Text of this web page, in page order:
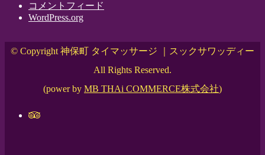
コメントフィード
WordPress.org
© Copyright 神保町 タイマッサージ ｜スックサワッディー
All Rights Reserved.
(power by MB THAi COMMERCE株式会社)